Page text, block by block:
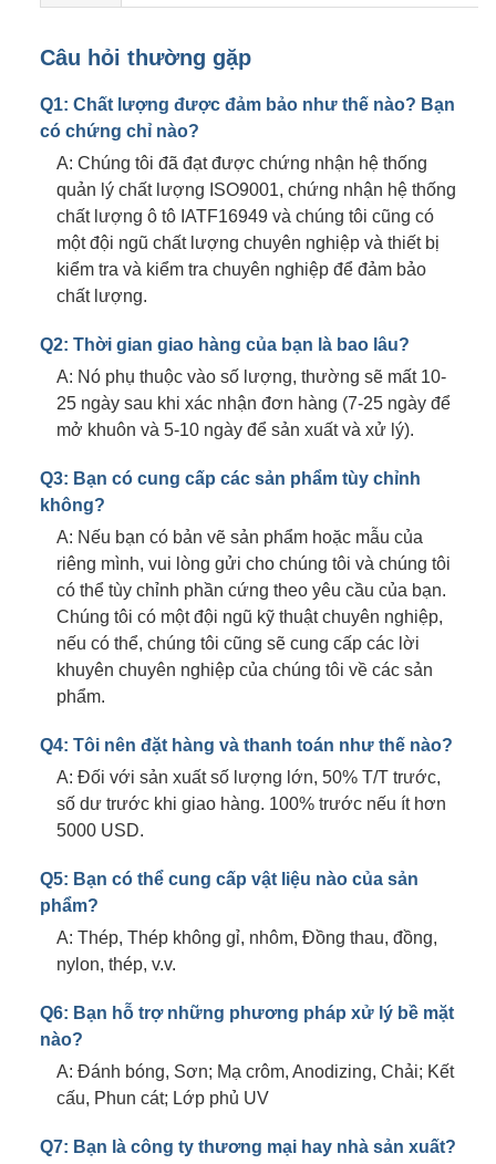
Câu hỏi thường gặp
Q1: Chất lượng được đảm bảo như thế nào? Bạn
có chứng chỉ nào?
A: Chúng tôi đã đạt được chứng nhận hệ thống
quản lý chất lượng ISO9001, chứng nhận hệ thống
chất lượng ô tô IATF16949 và chúng tôi cũng có
một đội ngũ chất lượng chuyên nghiệp và thiết bị
kiểm tra và kiểm tra chuyên nghiệp để đảm bảo
chất lượng.
Q2: Thời gian giao hàng của bạn là bao lâu?
A: Nó phụ thuộc vào số lượng, thường sẽ mất 10-
25 ngày sau khi xác nhận đơn hàng (7-25 ngày để
mở khuôn và 5-10 ngày để sản xuất và xử lý).
Q3: Bạn có cung cấp các sản phẩm tùy chỉnh
không?
A: Nếu bạn có bản vẽ sản phẩm hoặc mẫu của
riêng mình, vui lòng gửi cho chúng tôi và chúng tôi
có thể tùy chỉnh phần cứng theo yêu cầu của bạn.
Chúng tôi có một đội ngũ kỹ thuật chuyên nghiệp,
nếu có thể, chúng tôi cũng sẽ cung cấp các lời
khuyên chuyên nghiệp của chúng tôi về các sản
phẩm.
Q4: Tôi nên đặt hàng và thanh toán như thế nào?
A: Đối với sản xuất số lượng lớn, 50% T/T trước,
số dư trước khi giao hàng. 100% trước nếu ít hơn
5000 USD.
Q5: Bạn có thể cung cấp vật liệu nào của sản
phẩm?
A: Thép, Thép không gỉ, nhôm, Đồng thau, đồng,
nylon, thép, v.v.
Q6: Bạn hỗ trợ những phương pháp xử lý bề mặt
nào?
A: Đánh bóng, Sơn; Mạ crôm, Anodizing, Chải; Kết
cấu, Phun cát; Lớp phủ UV
Q7: Bạn là công ty thương mại hay nhà sản xuất?